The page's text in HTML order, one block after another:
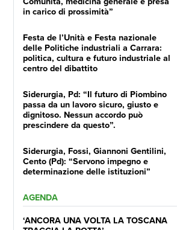
in carico di prossimità”
Festa de l’Unità e Festa nazionale
delle Politiche industriali a Carrara:
politica, cultura e futuro industriale al
centro del dibattito
Siderurgia, Pd: “Il futuro di Piombino
passa da un lavoro sicuro, giusto e
dignitoso. Nessun accordo può
prescindere da questo”.
Siderurgia, Fossi, Giannoni Gentilini,
Cento (Pd): “Servono impegno e
determinazione delle istituzioni”
AGENDA
‘ANCORA UNA VOLTA LA TOSCANA